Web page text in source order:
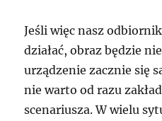
Jeśli więc nasz
działać, obraz będzie
urządzenie zacznie się
nie warto od razu
scenariusza. W wielu